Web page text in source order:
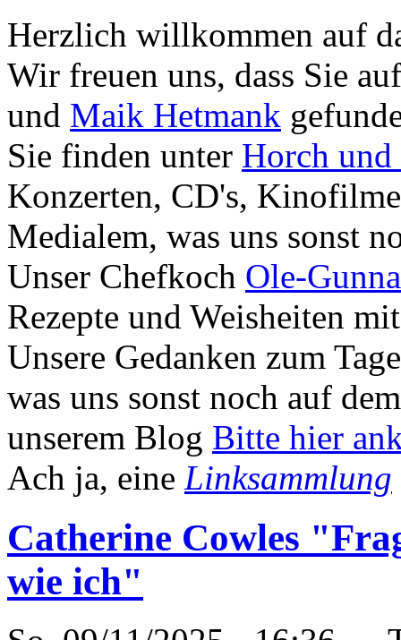
Herzlich willkommen auf
Wir freuen uns, dass Sie
und Maik Hetmank
Sie finden unter Horch
Konzerten, CD's,
Medialem, was uns sonst
Unser Chefkoch Ole-
Rezepte und Weisheiten
Unsere Gedanken zum
was uns sonst noch auf
unserem Blog Bitte hier
Ach ja, eine Linksammlung
Catherine Cowles
wie ich"